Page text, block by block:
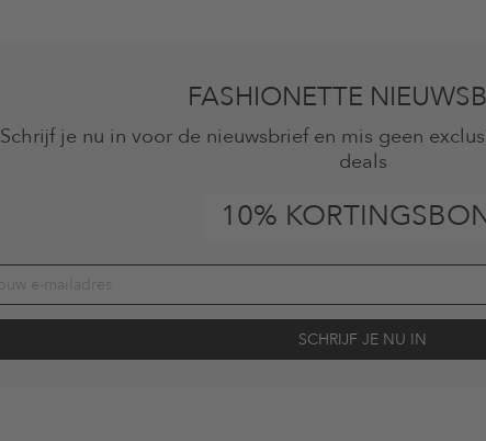
FASHIONETTE
Schrijf je nu in voor de nieuwsbrief en mis geen
deals
10%